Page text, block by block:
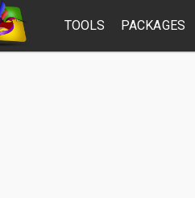
TOOLS PACKAGES